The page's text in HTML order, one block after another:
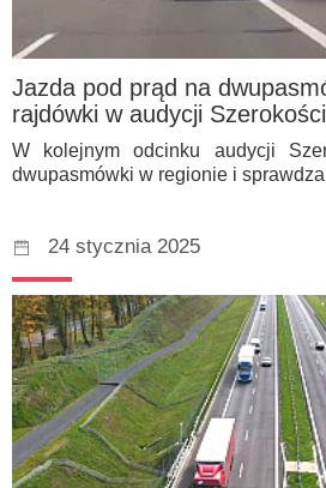
Jazda pod prąd na
rajdówki w audycji Szerokości
W kolejnym odcinku audycji
dwupasmówki w regionie i
24 stycznia 2025